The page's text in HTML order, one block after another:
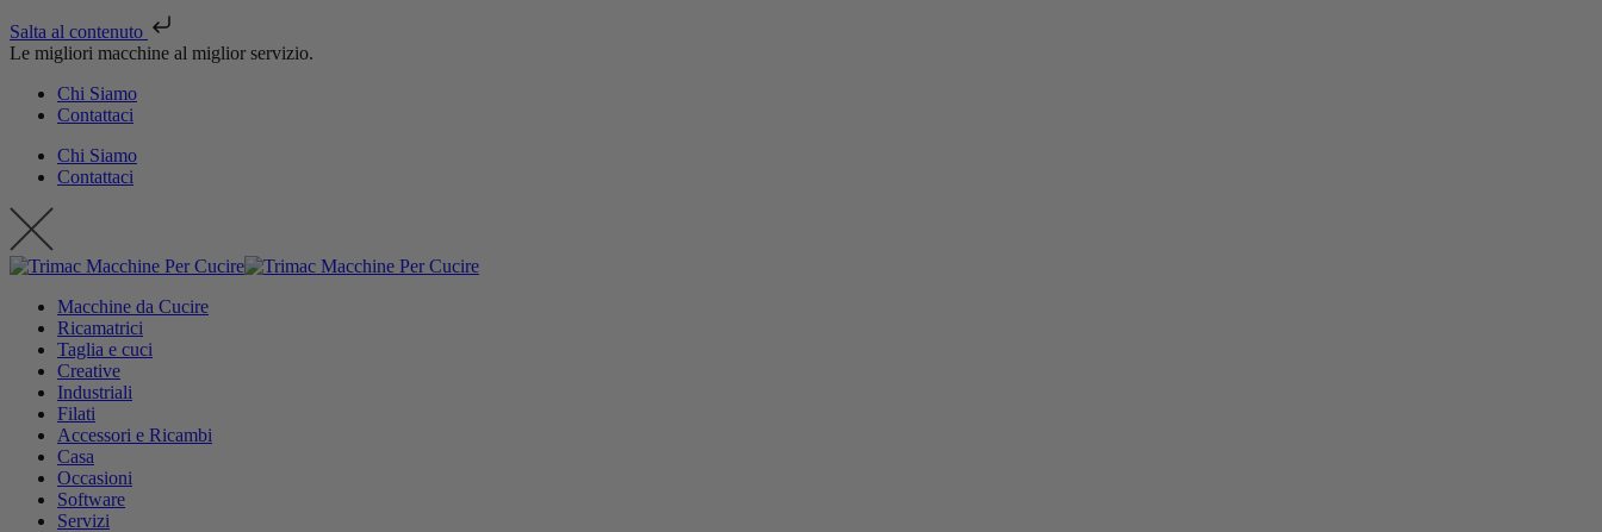
Salta al contenuto
Le migliori macchine al miglior servizio.
Chi Siamo
Contattaci
Chi Siamo
Contattaci
Macchine da Cucire
Ricamatrici
Taglia e cuci
Creative
Industriali
Filati
Accessori e Ricambi
Casa
Occasioni
Software
Servizi